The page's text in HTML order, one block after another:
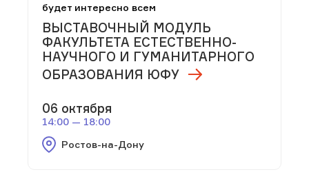
будет интересно всем
ВЫСТАВОЧНЫЙ МОДУЛЬ
ФАКУЛЬТЕТА ЕСТЕСТВЕННО-
НАУЧНОГО И ГУМАНИТАРНОГО
ОБРАЗОВАНИЯ ЮФУ
06 октября
14:00 — 18:00
Ростов-на-Дону